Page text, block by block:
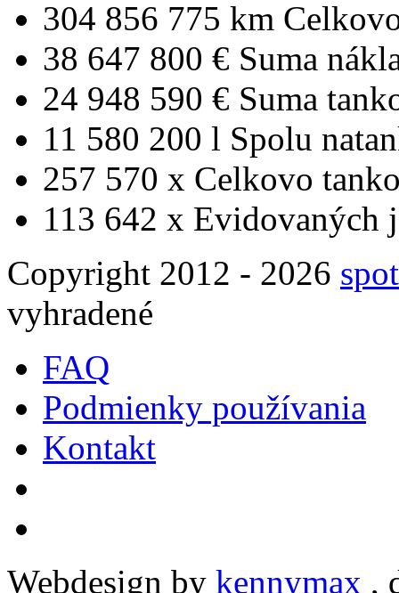
304 856 775 km
38 647 800 € Suma
24 948 590 € Suma
11 580 200 l Spolu
257 570 x Celkovo
113 642 x Evidovaných
Copyright 2012 - 2026
vyhradené
FAQ
Podmienky používania
Kontakt
Webdesign by kennymax ,